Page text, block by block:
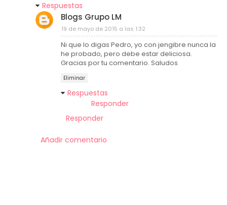
Respuestas
Blogs Grupo LM
19 de mayo de 2015 a las 1:32
Ni que lo digas Pedro, yo con jengibre nunca la
he probado, pero debe estar deliciosa.
Gracias por tu comentario. Saludos
Eliminar
Respuestas
Responder
Responder
Añadir comentario